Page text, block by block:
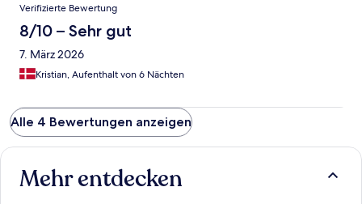
Verifizierte Bewertung
8/10 – Sehr gut
7. März 2026
Kristian, Aufenthalt von 6 Nächten
Alle 4 Bewertungen anzeigen
Mehr entdecken